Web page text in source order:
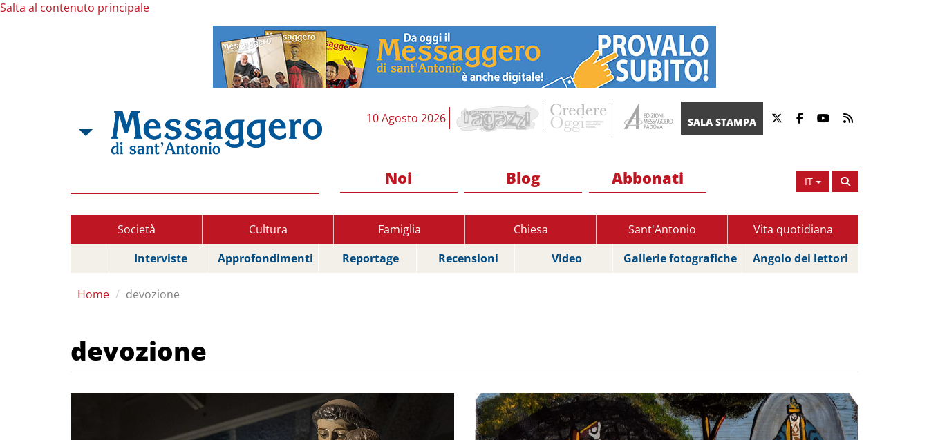
Salta al contenuto principale
10 Agosto 2026 SALA STAMPA
IT
Noi Blog Abbonati
Società Cultura Famiglia Chiesa Sant'Antonio
Vita quotidiana
Interviste
Approfondimenti Reportage Recensioni Video Gallerie fotografiche Angolo dei lettori
Home devozione
devozione